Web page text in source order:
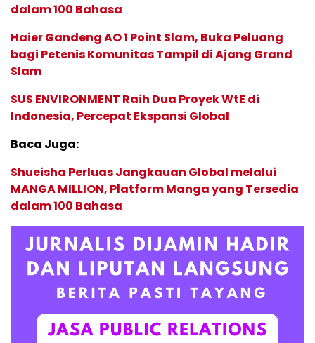
dalam 100 Bahasa
Haier Gandeng AO 1 Point Slam, Buka Peluang
bagi Petenis Komunitas Tampil di Ajang Grand
Slam
SUS ENVIRONMENT Raih Dua Proyek WtE di
Indonesia, Percepat Ekspansi Global
Baca Juga:
Shueisha Perluas Jangkauan Global melalui
MANGA MILLION, Platform Manga yang Tersedia
dalam 100 Bahasa